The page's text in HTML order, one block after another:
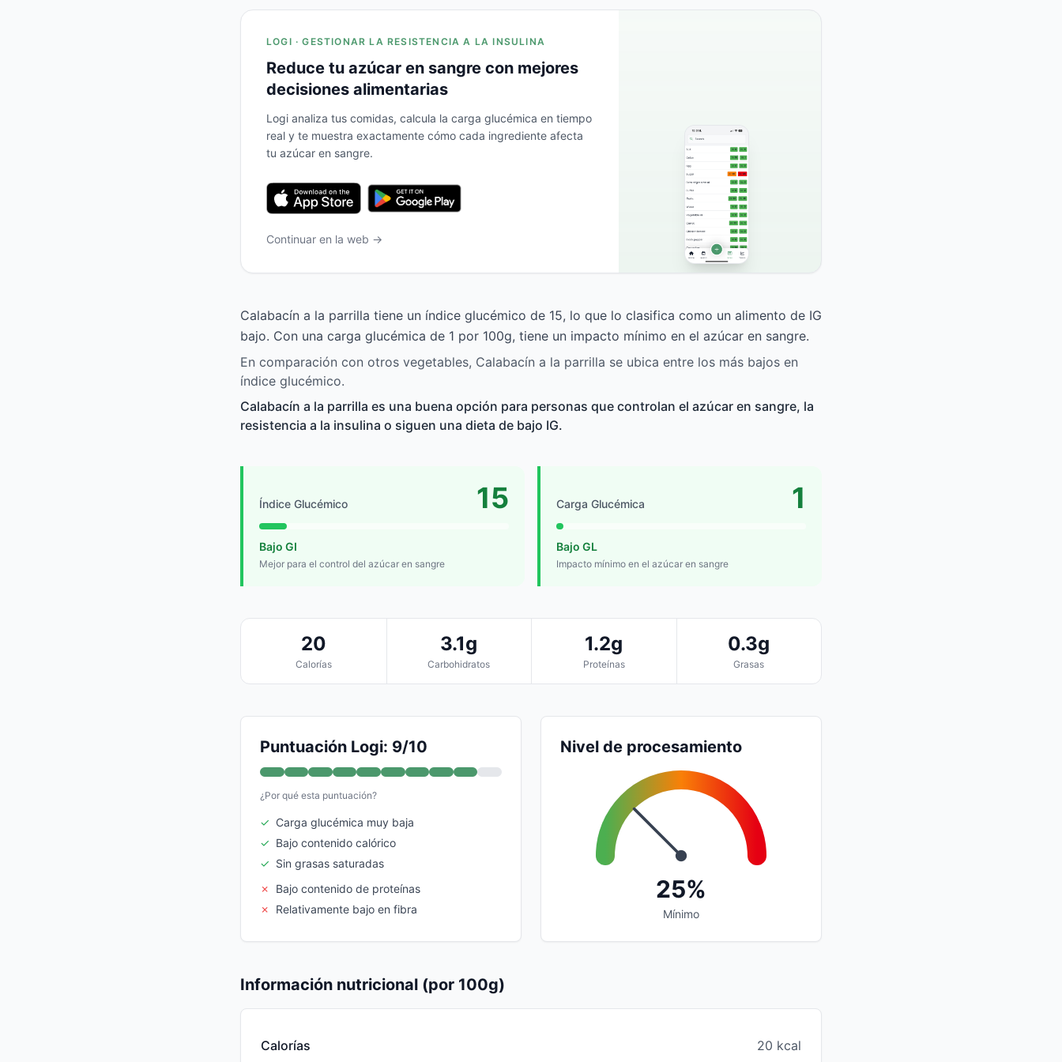
LOGI · GESTIONAR LA RESISTENCIA A LA INSULINA
Reduce tu azúcar en sangre con mejores
decisiones alimentarias
Logi analiza tus comidas, calcula la carga glucémica en tiempo
real y te muestra exactamente cómo cada ingrediente afecta
tu azúcar en sangre.
Continuar en la web →
Calabacín a la parrilla tiene un índice glucémico de 15, lo que lo clasifica como un alimento de IG
bajo. Con una carga glucémica de 1 por 100g, tiene un impacto mínimo en el azúcar en sangre.
En comparación con otros vegetables, Calabacín a la parrilla se ubica entre los más bajos en
índice glucémico.
Calabacín a la parrilla es una buena opción para personas que controlan el azúcar en sangre, la
resistencia a la insulina o siguen una dieta de bajo IG.
Índice Glucémico 15
Bajo GI
Mejor para el control del azúcar en sangre
Carga Glucémica 1
Bajo GL
Impacto mínimo en el azúcar en sangre
20
Calorías
3.1g
Carbohidratos
1.2g
Proteínas
0.3g
Grasas
Puntuación Logi: 9/10
¿Por qué esta puntuación?
✓ Carga glucémica muy baja
✓ Bajo contenido calórico
✓ Sin grasas saturadas
✗
Bajo contenido de proteínas
✗
Relativamente bajo en fibra
Nivel de procesamiento
25%
Mínimo
Información nutricional (por 100g)
Calorías 20 kcal